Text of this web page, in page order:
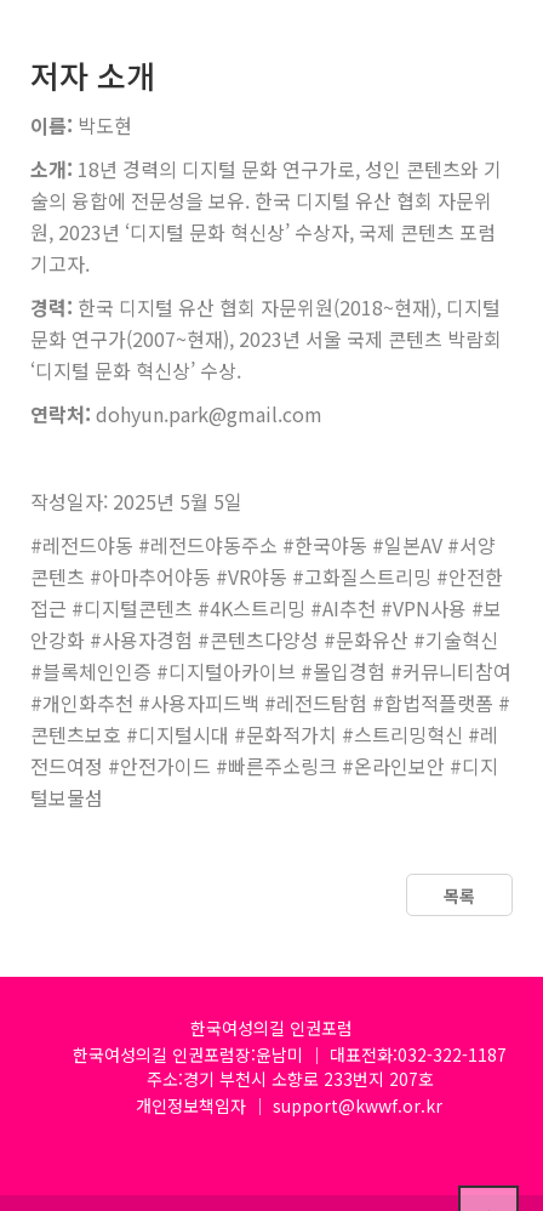
저자 소개
이름: 박도현
소개: 18년 경력의 디지털 문화 연구가로, 성인 콘텐츠와 기
술의 융합에 전문성을 보유. 한국 디지털 유산 협회 자문위
원, 2023년 ‘디지털 문화 혁신상’ 수상자, 국제 콘텐츠 포럼
기고자.
경력: 한국 디지털 유산 협회 자문위원(2018~현재), 디지털
문화 연구가(2007~현재), 2023년 서울 국제 콘텐츠 박람회
‘디지털 문화 혁신상’ 수상.
연락처: dohyun.park@gmail.com
작성일자: 2025년 5월 5일
#레전드야동 #레전드야동주소 #한국야동 #일본AV #서양
콘텐츠 #아마추어야동 #VR야동 #고화질스트리밍 #안전한
접근 #디지털콘텐츠 #4K스트리밍 #AI추천 #VPN사용 #보
안강화 #사용자경험 #콘텐츠다양성 #문화유산 #기술혁신
#블록체인인증 #디지털아카이브 #몰입경험 #커뮤니티참여
#개인화추천 #사용자피드백 #레전드탐험 #합법적플랫폼 #
콘텐츠보호 #디지털시대 #문화적가치 #스트리밍혁신 #레
전드여정 #안전가이드 #빠른주소링크 #온라인보안 #디지
털보물섬
목록
한국여성의길 인권포럼
한국여성의길 인권포럼장:윤남미 │ 대표전화:032-322-1187
주소:경기 부천시 소향로 233번지 207호
개인정보책임자 │ support@kwwf.or.kr